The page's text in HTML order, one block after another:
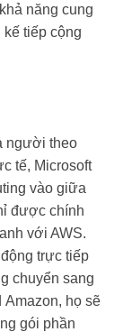
năng cung
tiếp cộng
người theo
tế, Microsoft
vào giữa
được chính
với AWS.
trực tiếp
chuyển sang
Amazon, họ sẽ
gói phần